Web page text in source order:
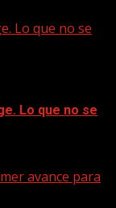
Lo que no se
Lo que no se
avance para